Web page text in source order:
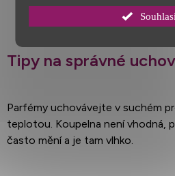
Tipy na správné
Parfémy uchovávejte v suchém
teplotou. Koupelna není vhodná,
často mění a je tam vlhko.